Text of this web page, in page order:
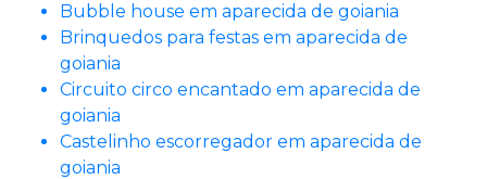
Bubble house em aparecida de goiania
Brinquedos para festas em aparecida de
goiania
Circuito circo encantado em aparecida de
goiania
Castelinho escorregador em aparecida de
goiania